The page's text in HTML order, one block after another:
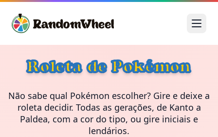
Roleta de Pokémon
Não sabe qual Pokémon escolher? Gire e deixe a
roleta decidir. Todas as gerações, de Kanto a
Paldea, com a cor do tipo, ou gire iniciais e
lendários.